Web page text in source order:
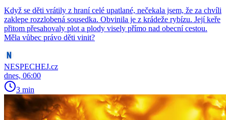
Když se děti vrátily z hraní celé upatlané, nečekala jsem, že za chvíli
zaklepe rozzlobená sousedka. Obvinila je z krádeže rybízu. Její keře
přitom přesahovaly plot a plody visely přímo nad obecní cestou.
Měla vůbec právo děti vinit?
NESPECHEJ.cz
dnes, 06:00
3 min